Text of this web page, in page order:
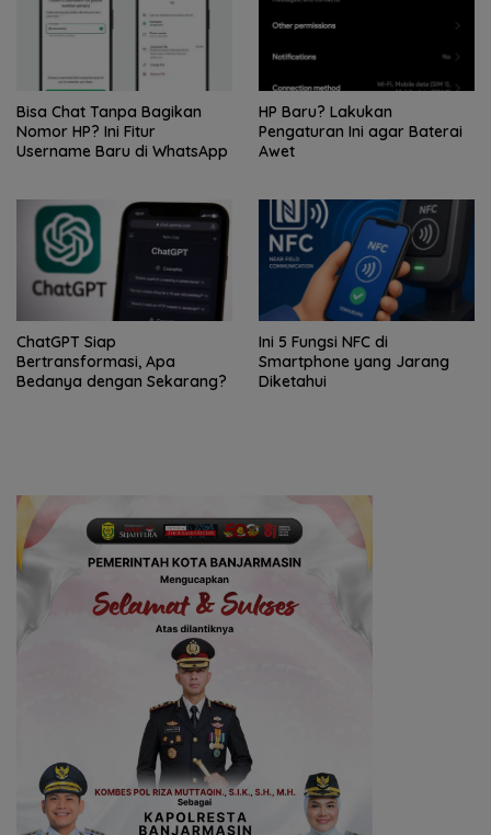
Bisa Chat Tanpa Bagikan
Nomor HP? Ini Fitur
Username Baru di WhatsApp
HP Baru? Lakukan
Pengaturan Ini agar Baterai
Awet
ChatGPT Siap
Bertransformasi, Apa
Bedanya dengan Sekarang?
Ini 5 Fungsi NFC di
Smartphone yang Jarang
Diketahui